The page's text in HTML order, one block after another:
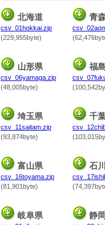
北海道
csv_01hokkai.zip
(229,955byte)
青
山形県
csv_06yamaga.zip
(48,005byte)
福
埼玉県
csv_11saitam.zip
(93,874byte)
千
富山県
csv_16toyama.zip
(81,901byte)
石
岐阜県 静